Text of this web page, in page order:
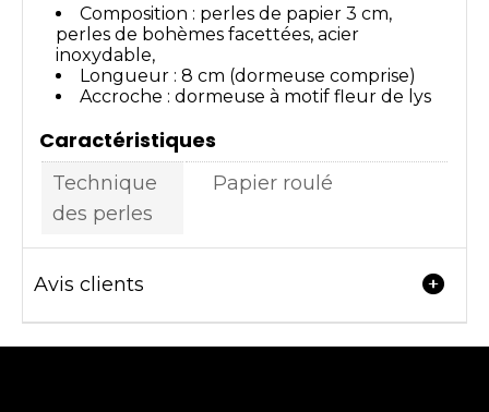
Composition : perles de papier 3 cm,
perles de bohèmes facettées, acier
inoxydable,
Longueur : 8 cm (dormeuse comprise)
Accroche : dormeuse à motif fleur de lys
Caractéristiques
Technique
des perles
Papier roulé
Avis clients